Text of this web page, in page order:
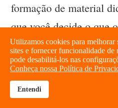
formação de material
que você decide o que
aprender em cada
também decide como
professores. Por
caso da História, que
brightness_high
Utilizamos cookies para melhorar
sites e fornecer funcionalidade de
pode desabilitá-los nas
Conheça nossa Política de
Entendi